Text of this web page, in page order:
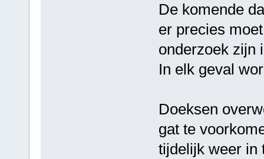
De komende
er precies
onderzoek zijn
In elk geval
Doeksen
gat te
tijdelijk weer in